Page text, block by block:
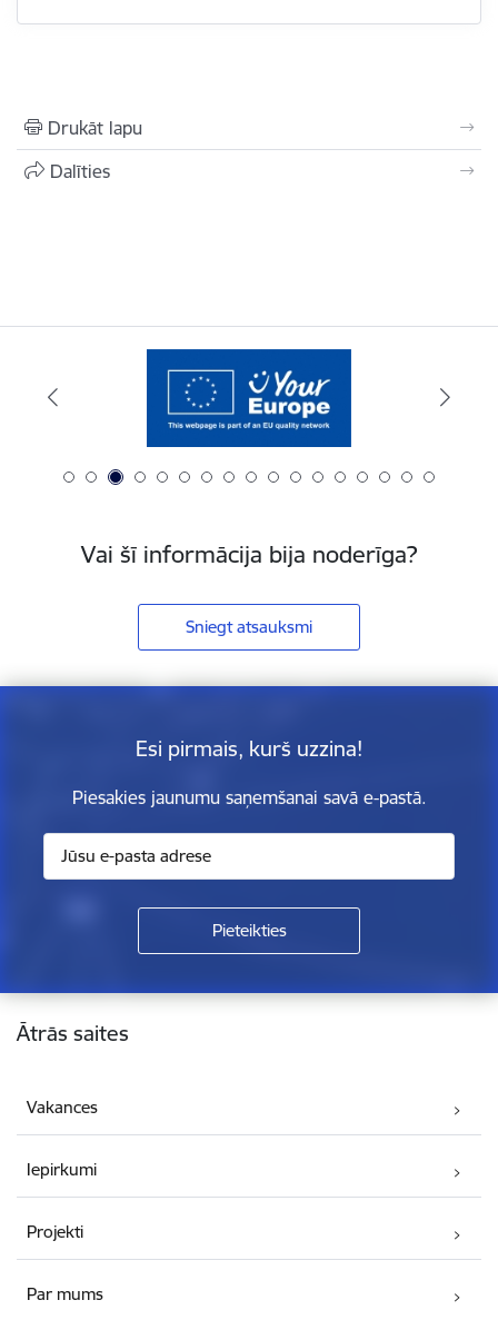
Drukāt lapu
Dalīties
Vai šī informācija bija noderīga?
Sniegt atsauksmi
Esi pirmais, kurš uzzina!
Piesakies jaunumu saņemšanai savā e-pastā.
Kājene
Ātrās saites
Vakances
Iepirkumi
Projekti
Par mums